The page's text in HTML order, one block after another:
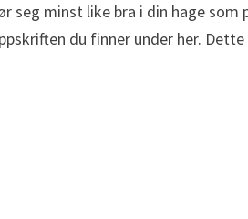
minst like bra i din hage som
du finner under her.